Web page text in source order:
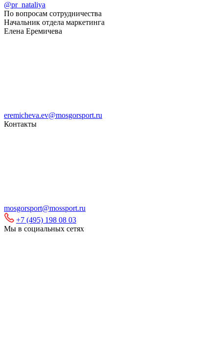
@pr_nataliya
По вопросам сотрудничества
Начальник отдела маркетинга
Елена Еремичева
eremicheva.ev@mosgorsport.ru
Контакты
mosgorsport@mossport.ru
+7 (495) 198 08 03
Мы в социальных сетях